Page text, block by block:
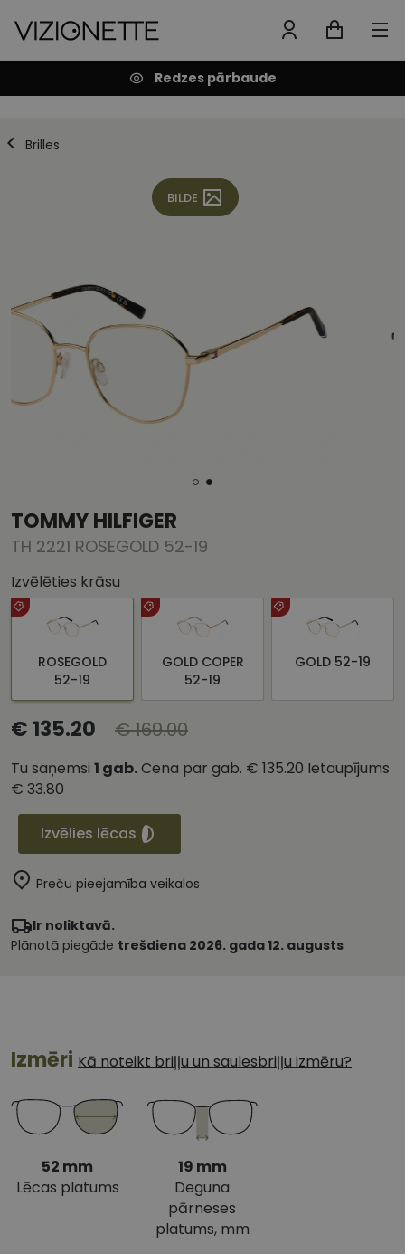
Redzes pārbaude
Brilles
BILDE
TOMMY HILFIGER
TH 2221 ROSEGOLD 52-19
Izvēlēties krāsu
ROSEGOLD
52-19
GOLD COPER
52-19
GOLD 52-19
€ 135.20 € 169.00
Tu saņemsi 1 gab.Cena par gab. € 135.20 Ietaupījums
€ 33.80
Izvēlies lēcas
Preču pieejamība veikalos
Ir noliktavā.
Plānotā piegāde trešdiena 2026. gada 12. augusts
Izmēri Kā noteikt briļļu un saulesbriļļu izmēru?
52 mm
Lēcas platums
19 mm
Deguna
pārneses
platums, mm